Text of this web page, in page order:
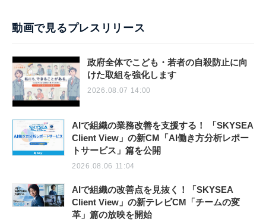
動画で見るプレスリリース
政府全体でこども・若者の自殺防止に向
けた取組を強化します
2026.08.07 14:00
AIで組織の業務改善を支援する！ 「SKYSEA
Client View」の新CM「AI働き方分析レポー
トサービス」篇を公開
2026.08.06 11:04
AIで組織の改善点を見抜く！「SKYSEA
Client View」の新テレビCM「チームの変
革」篇の放映を開始